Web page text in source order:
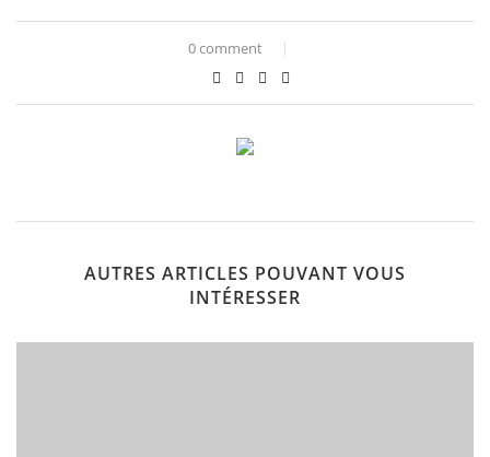
0 comment
AUTRES ARTICLES POUVANT VOUS
INTÉRESSER